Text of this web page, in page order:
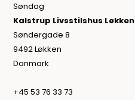
Søndag
Kalstrup Livsstilshus Løkken
Søndergade 8
9492 Løkken
Danmark
+45 53 76 33 73